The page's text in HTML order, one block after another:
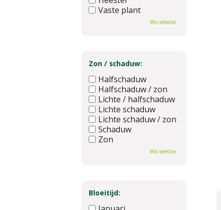
Vaste plant
Wis selectie
Zon / schaduw:
Halfschaduw
Halfschaduw / zon
Lichte / halfschaduw
Lichte schaduw
Lichte schaduw / zon
Schaduw
Zon
Wis selectie
Bloeitijd: